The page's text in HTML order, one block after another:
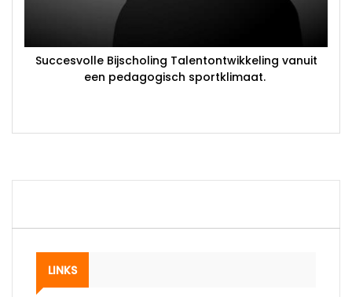
Succesvolle Bijscholing Talentontwikkeling vanuit
een pedagogisch sportklimaat.
LINKS